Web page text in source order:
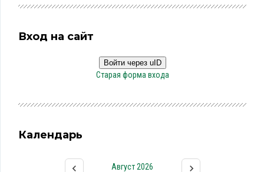
Вход на сайт
Войти через uID
Старая форма входа
Календарь
Август 2026